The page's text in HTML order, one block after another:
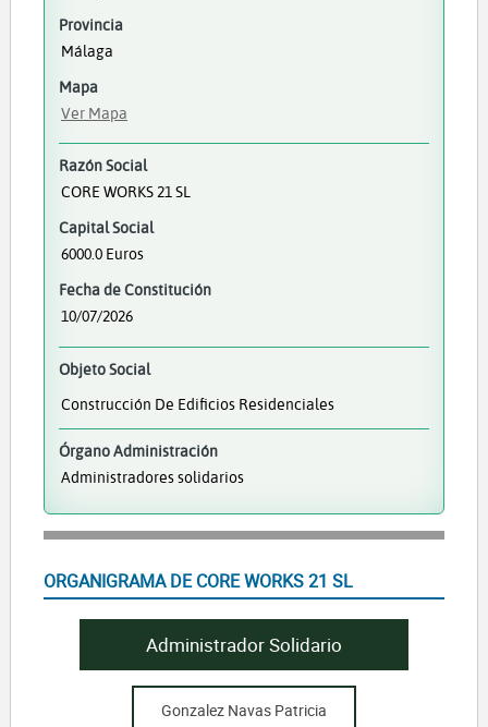
Provincia
Málaga
Mapa
Ver Mapa
Razón Social
CORE WORKS 21 SL
Capital Social
6000.0 Euros
Fecha de Constitución
10/07/2026
Objeto Social
Construcción De Edificios Residenciales
Órgano Administración
Administradores solidarios
ORGANIGRAMA DE CORE WORKS 21 SL
Administrador Solidario
Gonzalez Navas Patricia